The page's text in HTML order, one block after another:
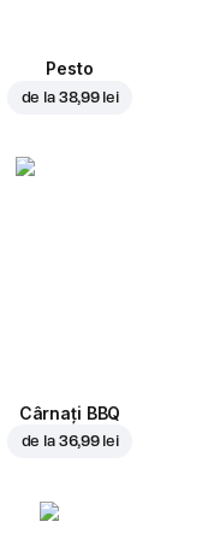
Pesto
de la 38,99 lei
Cârnați BBQ
de la 36,99 lei